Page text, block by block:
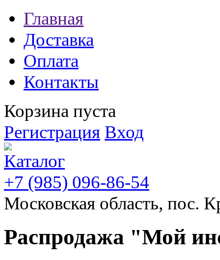
Главная
Доставка
Оплата
Контакты
Корзина пуста
Регистрация Вход
+7 (985) 096-86-54
Московская область, пос.
Распродажа "Мой